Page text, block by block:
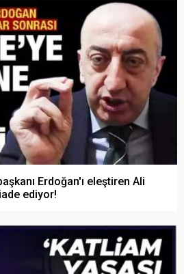
Erdoğan'ı eleştiren Ali
ediyor!